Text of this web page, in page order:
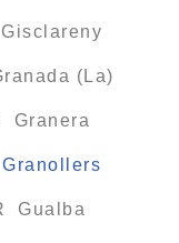
(La)
Granera
Gualba